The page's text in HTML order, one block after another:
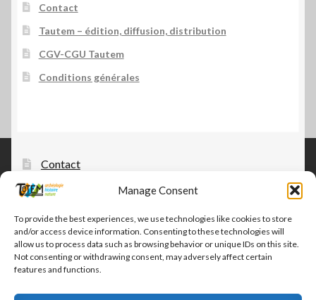
Manage Consent
To provide the best experiences, we use technologies like cookies to store
and/or access device information. Consenting to these technologies will
allow us to process data such as browsing behavior or unique IDs on this site.
Not consenting or withdrawing consent, may adversely affect certain
features and functions.
Contact
Tautem – édition, diffusion, distribution
CGV-CGU Tautem
Conditions générales
Contact
Tautem – édition, diffusion, distribution
CGV-CGU Tautem
Conditions générales